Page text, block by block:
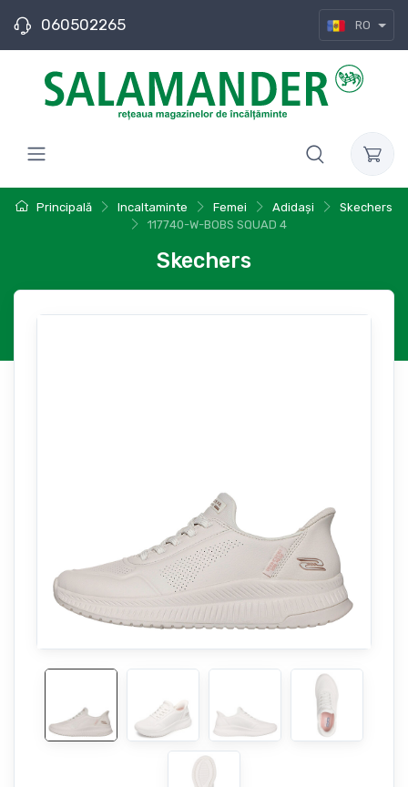
060502265 RO
Principală Incaltaminte Femei Adidași
Skechers
117740-W-BOBS SQUAD 4
Skechers